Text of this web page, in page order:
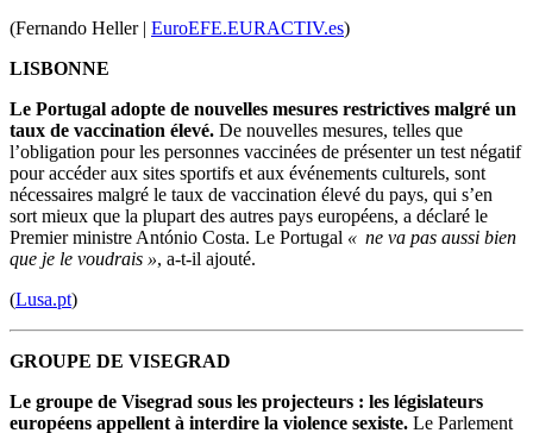
(Fernando Heller | EuroEFE.EURACTIV.es)
LISBONNE
Le Portugal adopte de nouvelles mesures restrictives malgré un
taux de vaccination élevé. De nouvelles mesures, telles que
l’obligation pour les personnes vaccinées de présenter un test négatif
pour accéder aux sites sportifs et aux événements culturels, sont
nécessaires malgré le taux de vaccination élevé du pays, qui s’en
sort mieux que la plupart des autres pays européens, a déclaré le
Premier ministre António Costa. Le Portugal « ne va pas aussi bien
que je le voudrais », a-t-il ajouté.
(Lusa.pt)
GROUPE DE VISEGRAD
Le groupe de Visegrad sous les projecteurs : les législateurs
européens appellent à interdire la violence sexiste. Le Parlement